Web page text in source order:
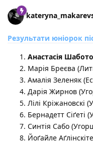
Результати юніорок
Анастасія
Марія Бреєва
Амалія Зеленяк
Дарія Жирнов
Лілі Кріжановскі
Бернадетт Сіґеті
Синтія Сабо
Йоґайле